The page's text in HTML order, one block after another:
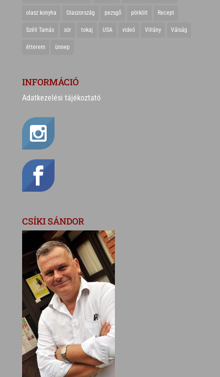
olasz konyha Olaszország pezsgő pörkölt Recept
Széll Tamás sör tokaj USA videó Villány Válság
étterem ünnep
INFORMÁCIÓ
Adatkezelési tájékoztató
CSÍKI SÁNDOR